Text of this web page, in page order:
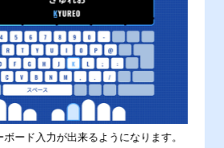
ード入力が出来るようになります。